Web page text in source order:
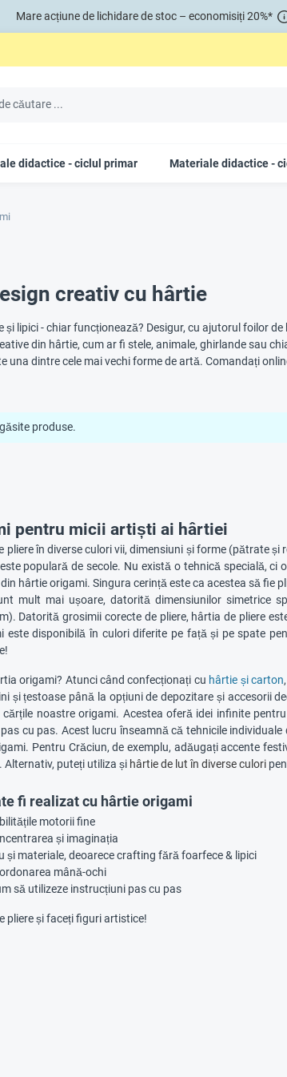
Mare acțiune de lichidare de stoc – economisiți 20%*
didactice - ciclul primar Materiale didactice -
creativ cu hârtie
lipici - chiar funcționează? Desigur, cu ajutorul foilor
din hârtie, cum ar fi stele, animale, ghirlande sau
una dintre cele mai vechi forme de artă. Comandați
produse.
pentru micii artiști ai hârtiei
pliere în diverse culori vii, dimensiuni și forme (pătrate
populară de secole. Nu există o tehnică specială,
hârtie origami. Singura cerință este ca acestea să fie
mult mai ușoare, datorită dimensiunilor simetrice
Datorită grosimii corecte de pliere, hârtia de pliere
este disponibilă în culori diferite pe față și pe spate
origami? Atunci când confecționați cu hârtie și carton
și țestoase până la opțiuni de depozitare și accesorii
noastre origami. Acestea oferă idei infinite
cu pas. Acest lucru înseamnă că tehnicile
Pentru Crăciun, de exemplu, adăugați accente
Alternativ, puteți utiliza și hârtie de lut în diverse culori
fi realizat cu hârtie origami
motorii fine
și imaginația
și materiale, deoarece crafting fără foarfece & lipici
mână-ochi
să utilizeze instrucțiuni pas cu pas
pliere și faceți figuri artistice!